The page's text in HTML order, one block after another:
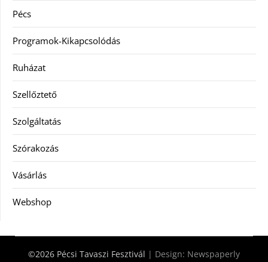
Pécs
Programok-Kikapcsolódás
Ruházat
Szellőztető
Szolgáltatás
Szórakozás
Vásárlás
Webshop
©2026 Pécsi Tavaszi Fesztivál | Design: Newspaperly